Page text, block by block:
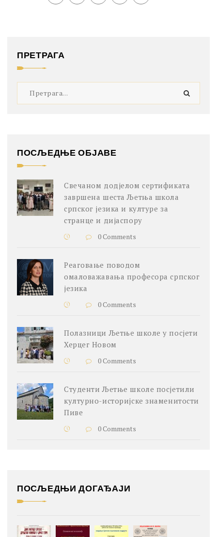
ПРЕТРАГА
ПОСЉЕДЊЕ ОБЈАВЕ
Свечаном додјелом сертификата
завршена шеста Љетња школа
српског језика и културе за
странце и дијаспору
0 Comments
Реаговање поводом
омаловажавања професора српског
језика
0 Comments
Полазници Љетње школе у посјети
Херцег Новом
0 Comments
Студенти Љетње школе посјетили
културно-историјске знаменитости
Пиве
0 Comments
ПОСЉЕДЊИ ДОГАЂАЈИ